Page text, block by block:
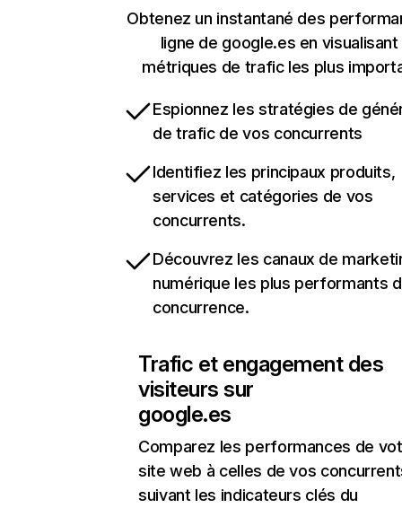
Obtenez un instantané des
ligne de google.es en visualisant
métriques de trafic les plus
Espionnez les stratégies de
de trafic de vos concurrents
Identifiez les principaux produits,
services et catégories de vos
concurrents.
Découvrez les canaux de
numérique les plus performants
concurrence.
Trafic et engagement des
visiteurs sur
google.es
Comparez les performances de
site web à celles de vos
suivant les indicateurs clés du